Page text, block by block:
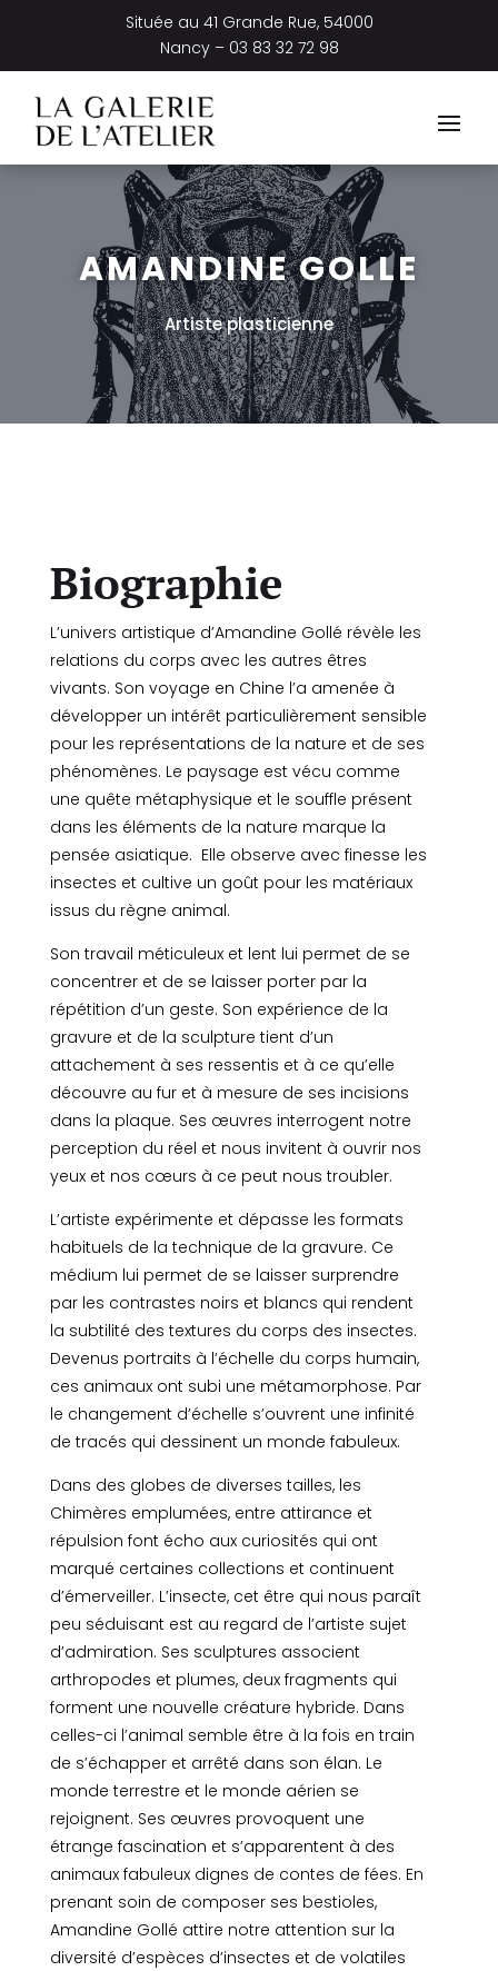
Située au 41 Grande Rue, 54000
Nancy – 03 83 32 72 98
AMANDINE GOLLE
Artiste plasticienne
Biographie
L’univers artistique d’Amandine Gollé révèle les
relations du corps avec les autres êtres
vivants. Son voyage en Chine l’a amenée à
développer un intérêt particulièrement sensible
pour les représentations de la nature et de ses
phénomènes. Le paysage est vécu comme
une quête métaphysique et le souffle présent
dans les éléments de la nature marque la
pensée asiatique. Elle observe avec finesse les
insectes et cultive un goût pour les matériaux
issus du règne animal.
Son travail méticuleux et lent lui permet de se
concentrer et de se laisser porter par la
répétition d’un geste. Son expérience de la
gravure et de la sculpture tient d’un
attachement à ses ressentis et à ce qu’elle
découvre au fur et à mesure de ses incisions
dans la plaque. Ses œuvres interrogent notre
perception du réel et nous invitent à ouvrir nos
yeux et nos cœurs à ce peut nous troubler.
L’artiste expérimente et dépasse les formats
habituels de la technique de la gravure. Ce
médium lui permet de se laisser surprendre
par les contrastes noirs et blancs qui rendent
la subtilité des textures du corps des insectes.
Devenus portraits à l’échelle du corps humain,
ces animaux ont subi une métamorphose. Par
le changement d’échelle s’ouvrent une infinité
de tracés qui dessinent un monde fabuleux.
Dans des globes de diverses tailles, les
Chimères emplumées, entre attirance et
répulsion font écho aux curiosités qui ont
marqué certaines collections et continuent
d’émerveiller. L’insecte, cet être qui nous paraît
peu séduisant est au regard de l’artiste sujet
d’admiration. Ses sculptures associent
arthropodes et plumes, deux fragments qui
forment une nouvelle créature hybride. Dans
celles-ci l’animal semble être à la fois en train
de s’échapper et arrêté dans son élan. Le
monde terrestre et le monde aérien se
rejoignent. Ses œuvres provoquent une
étrange fascination et s’apparentent à des
animaux fabuleux dignes de contes de fées. En
prenant soin de composer ses bestioles,
Amandine Gollé attire notre attention sur la
diversité d’espèces d’insectes et de volatiles